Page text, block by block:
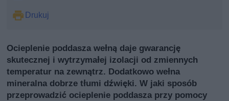
Drukuj
Ocieplenie poddasza wełną daje gwarancję
skutecznej i wytrzymałej izolacji od zmiennych
temperatur na zewnątrz. Dodatkowo wełna
mineralna dobrze tłumi dźwięki. W jaki sposób
przeprowadzić ocieplenie poddasza przy pomocy